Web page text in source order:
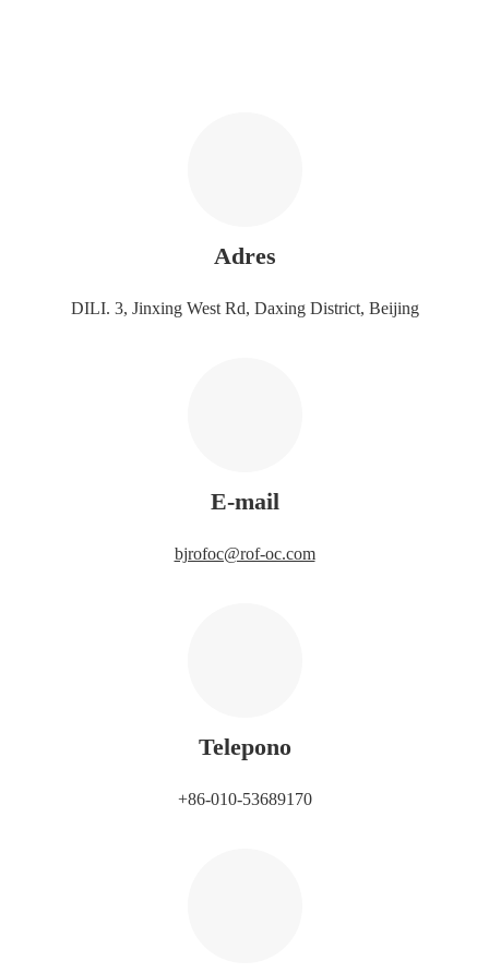
Adres
DILI. 3, Jinxing West Rd, Daxing District, Beijing
E-mail
bjrofoc@rof-oc.com
Telepono
+86-010-53689170